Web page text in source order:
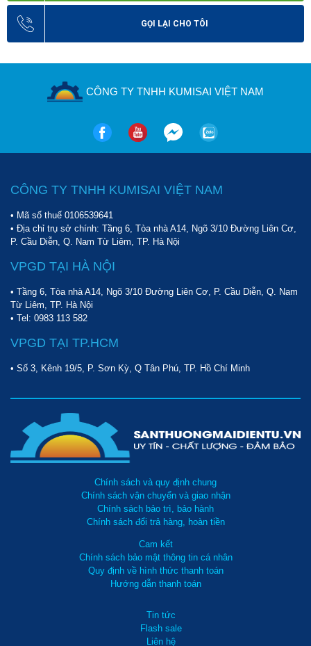
GỌI LẠI CHO TÔI
CÔNG TY TNHH KUMISAI VIỆT NAM
CÔNG TY TNHH KUMISAI VIỆT NAM
• Mã số thuế 0106539641
• Địa chỉ trụ sở chính: Tầng 6, Tòa nhà A14, Ngõ 3/10 Đường Liên Cơ,
P. Cầu Diễn, Q. Nam Từ Liêm, TP. Hà Nội
VPGD TẠI HÀ NỘI
• Tầng 6, Tòa nhà A14, Ngõ 3/10 Đường Liên Cơ, P. Cầu Diễn, Q. Nam
Từ Liêm, TP. Hà Nội
• Tel: 0983 113 582
VPGD TẠI TP.HCM
• Số 3, Kênh 19/5, P. Sơn Kỳ, Q Tân Phú, TP. Hồ Chí Minh
Chính sách và quy định chung
Chính sách vận chuyển và giao nhận
Chính sách bảo trì, bảo hành
Chính sách đổi trả hàng, hoàn tiền
Cam kết
Chính sách bảo mật thông tin cá nhân
Quy định về hình thức thanh toán
Hướng dẫn thanh toán
Tin tức
Flash sale
Liên hệ